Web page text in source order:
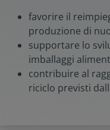
favorire il
produzione di
supportare lo
imballaggi
contribuire al
riciclo previsti